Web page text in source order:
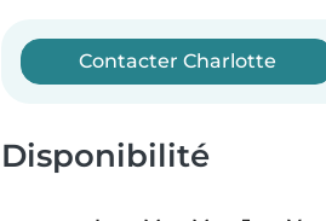
Contacter Charlotte
Disponibilité